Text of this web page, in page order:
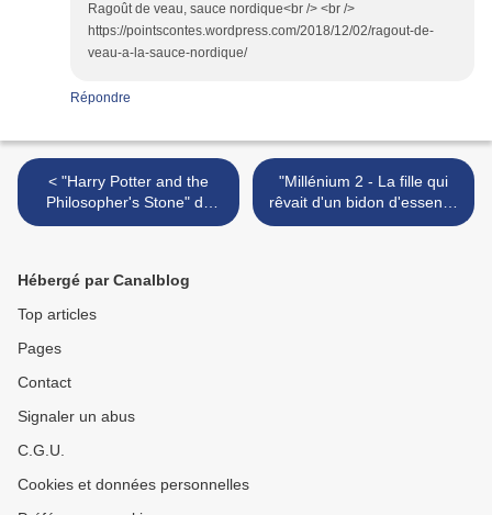
Ragoût de veau, sauce nordique<br /> <br />
https://pointscontes.wordpress.com/2018/12/02/ragout-de-
veau-a-la-sauce-nordique/
Répondre
< "Harry Potter and the
Philosopher's Stone" de
J.K. ROWLING
"Millénium 2 - La fille qui
rêvait d'un bidon d'essence
et d'une allumette" de Stieg
Hébergé par Canalblog
Top articles
Pages
Contact
Signaler un abus
C.G.U.
Cookies et données personnelles